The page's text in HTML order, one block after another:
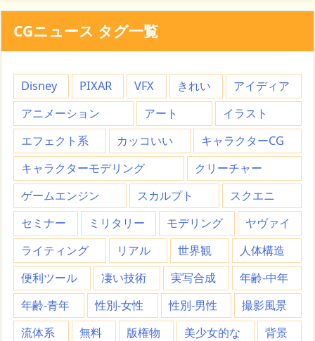
CGニュース タグ一覧
Disney PIXAR VFX きれい
アイディア
アニメーション
アート
イラスト
エフェクト系
カッコいい
キャラクターCG
キャラクターモデリング
クリーチャー
ゲームエンジン
スカルプト
スクエニ
セミナー
ミリタリー モデリング
ヤヴァイ
ライティング
リアル 世界観
人体構造
便利ツール
凄い技術 実写合成
年齢-中年
年齢-青年
性別-女性 性別-男性
撮影風景
流体系
無料 版権物 美少女的な
背景